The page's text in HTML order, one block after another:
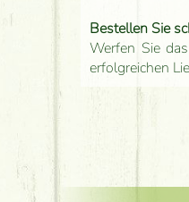
Bestellen Sie
Werfen Sie
erfolgreichen